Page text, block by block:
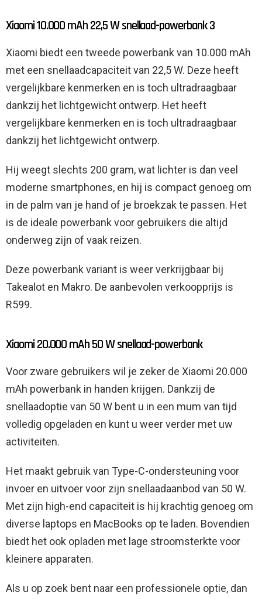
Xiaomi 10.000 mAh 22,5 W snellaad-powerbank 3
Xiaomi biedt een tweede powerbank van 10.000 mAh
met een snellaadcapaciteit van 22,5 W. Deze heeft
vergelijkbare kenmerken en is toch ultradraagbaar
dankzij het lichtgewicht ontwerp. Het heeft
vergelijkbare kenmerken en is toch ultradraagbaar
dankzij het lichtgewicht ontwerp.
Hij weegt slechts 200 gram, wat lichter is dan veel
moderne smartphones, en hij is compact genoeg om
in de palm van je hand of je broekzak te passen. Het
is de ideale powerbank voor gebruikers die altijd
onderweg zijn of vaak reizen.
Deze powerbank variant is weer verkrijgbaar bij
Takealot en Makro. De aanbevolen verkoopprijs is
R599.
Xiaomi 20.000 mAh 50 W snellaad-powerbank
Voor zware gebruikers wil je zeker de Xiaomi 20.000
mAh powerbank in handen krijgen. Dankzij de
snellaadoptie van 50 W bent u in een mum van tijd
volledig opgeladen en kunt u weer verder met uw
activiteiten.
Het maakt gebruik van Type-C-ondersteuning voor
invoer en uitvoer voor zijn snellaadaanbod van 50 W.
Met zijn high-end capaciteit is hij krachtig genoeg om
diverse laptops en MacBooks op te laden. Bovendien
biedt het ook opladen met lage stroomsterkte voor
kleinere apparaten.
Als u op zoek bent naar een professionele optie, dan